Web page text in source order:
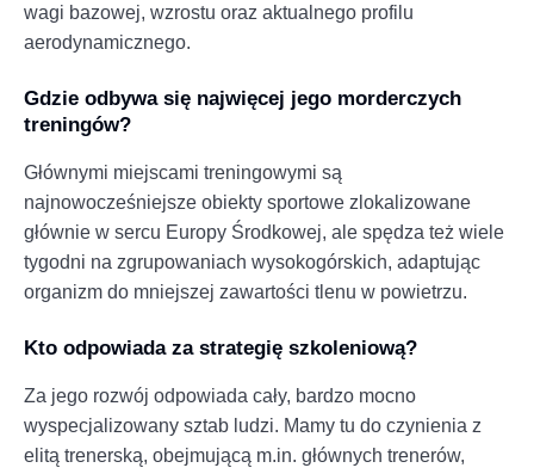
wagi bazowej, wzrostu oraz aktualnego profilu
aerodynamicznego.
Gdzie odbywa się najwięcej jego morderczych
treningów?
Głównymi miejscami treningowymi są
najnowocześniejsze obiekty sportowe zlokalizowane
głównie w sercu Europy Środkowej, ale spędza też wiele
tygodni na zgrupowaniach wysokogórskich, adaptując
organizm do mniejszej zawartości tlenu w powietrzu.
Kto odpowiada za strategię szkoleniową?
Za jego rozwój odpowiada cały, bardzo mocno
wyspecjalizowany sztab ludzi. Mamy tu do czynienia z
elitą trenerską, obejmującą m.in. głównych trenerów,